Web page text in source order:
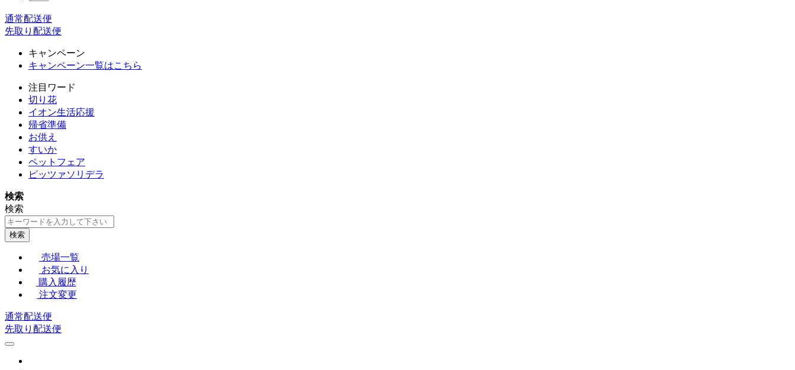
通常配送便
先取り配送便
キャンペーン
キャンペーン一覧はこちら
注目ワード
切り花
イオン生活応援
帰省準備
お供え
すいか
ペットフェア
ピッツァソリデラ
検索
検索
検索
売場一覧
お気に入り
購入履歴
注文変更
通常配送便
先取り配送便